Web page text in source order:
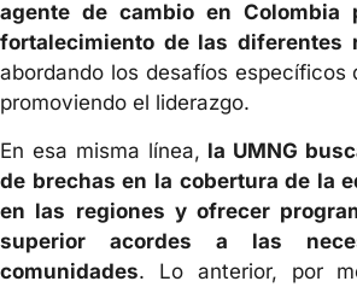
agente de cambio en Colombia
fortalecimiento de las diferentes
abordando los desafíos específicos
promoviendo el liderazgo.
En esa misma línea, la UMNG
de brechas en la cobertura de la
en las regiones y ofrecer
superior acordes a las
comunidades. Lo anterior, por